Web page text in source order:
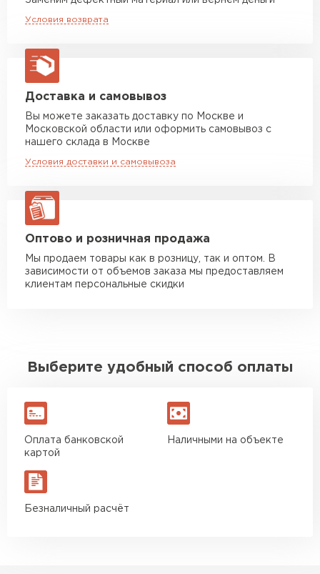
макс. длина груза 13,5 м
Манипулятор до 5 тн
макс. длина груза 6 м
Манипулятор до 10 тн
макс. длина груза 8 м
Манипулятор до 20 тн
Условия возврата
Доставка и самовывоз
Вы можете заказать доставку по Москве и
Московской области или оформить самовывоз с
нашего склада в Москве
Условия доставки и самовывоза
Оптово и розничная продажа
Мы продаем товары как в розницу, так и оптом. В
зависимости от объемов заказа мы предоставляем
клиентам персональные скидки
Выберите удобный способ оплаты
Оплата банковской
картой
Наличными на объекте
Безналичный расчёт